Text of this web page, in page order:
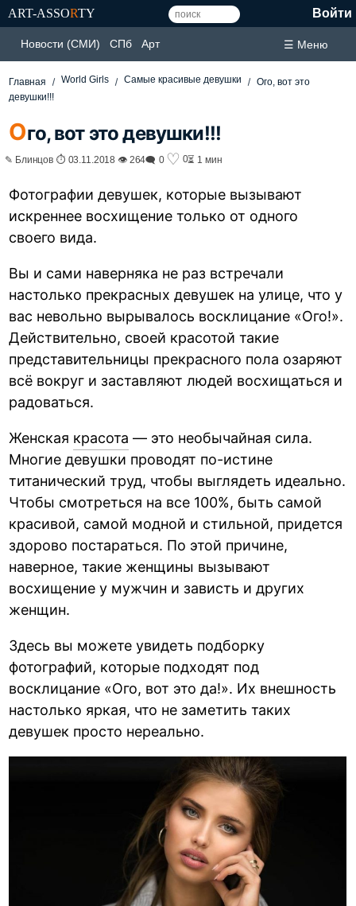
ART-ASSORTY Войти
Новости (СМИ) СПб Арт ☰ Меню
Главная World Girls Самые красивые девушки
Ого, вот это
девушки!!!
Ого, вот это девушки!!!
✎ Блинцов ⏱ 03.11.2018 👁 264🗨 0 ♡ 0⏳ 1 мин
Фотографии девушек, которые вызывают
искреннее восхищение только от одного
своего вида.
Вы и сами наверняка не раз встречали
настолько прекрасных девушек на улице, что у
вас невольно вырывалось восклицание «Ого!».
Действительно, своей красотой такие
представительницы прекрасного пола озаряют
всё вокруг и заставляют людей восхищаться и
радоваться.
Женская красота — это необычайная сила.
Многие девушки проводят по-истине
титанический труд, чтобы выглядеть идеально.
Чтобы смотреться на все 100%, быть самой
красивой, самой модной и стильной, придется
здорово постараться. По этой причине,
наверное, такие женщины вызывают
восхищение у мужчин и зависть и других
женщин.
Здесь вы можете увидеть подборку
фотографий, которые подходят под
восклицание «Ого, вот это да!». Их внешность
настолько яркая, что не заметить таких
девушек просто нереально.